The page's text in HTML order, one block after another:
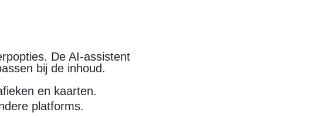
De AI-assistent
bij de inhoud.
en kaarten.
platforms.